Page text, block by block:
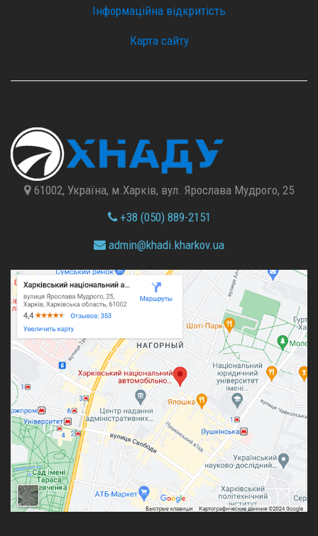
Інформаційна відкритість
Карта сайту
61002, Україна, м.Харків, вул. Ярослава Мудрого, 25
+38 (050) 889-2151
admin@khadi.kharkov.ua